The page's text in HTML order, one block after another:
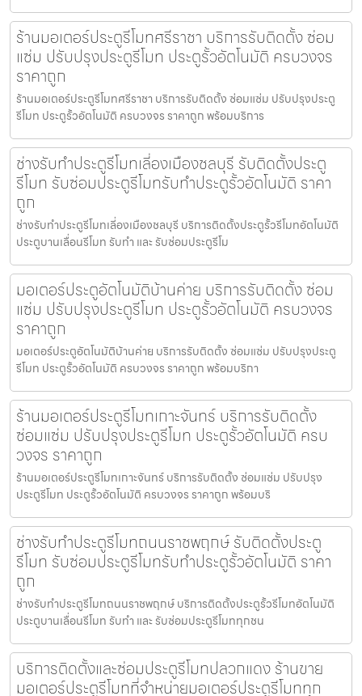
ร้านมอเตอร์ประตูรีโมทศรีราชา บริการรับติดตั้ง ซ่อม
แซ่ม ปรับปรุงประตูรีโมท ประตูรั้วอัตโนมัติ ครบวงจร
ราคาถูก
ร้านมอเตอร์ประตูรีโมทศรีราชา บริการรับติดตั้ง ซ่อมแซ่ม ปรับปรุงประตู
รีโมท ประตูรั้วอัตโนมัติ ครบวงจร ราคาถูก พร้อมบริการ
ช่างรับทำประตูรีโมทเลี่องเมืองชลบุรี รับติดตั้งประตู
รีโมท รับซ่อมประตูรีโมทรับทำประตูรั้วอัตโนมัติ ราคา
ถูก
ช่างรับทำประตูรีโมทเลี่องเมืองชลบุรี บริการติดตั้งประตูรั้วรีโมทอัตโนมัติ
ประตูบานเลื่อนรีโมท รับทำ และ รับซ่อมประตูรีโม
มอเตอร์ประตูอัตโนมัติบ้านค่าย บริการรับติดตั้ง ซ่อม
แซ่ม ปรับปรุงประตูรีโมท ประตูรั้วอัตโนมัติ ครบวงจร
ราคาถูก
มอเตอร์ประตูอัตโนมัติบ้านค่าย บริการรับติดตั้ง ซ่อมแซ่ม ปรับปรุงประตู
รีโมท ประตูรั้วอัตโนมัติ ครบวงจร ราคาถูก พร้อมบริกา
ร้านมอเตอร์ประตูรีโมทเกาะจันทร์ บริการรับติดตั้ง
ซ่อมแซ่ม ปรับปรุงประตูรีโมท ประตูรั้วอัตโนมัติ ครบ
วงจร ราคาถูก
ร้านมอเตอร์ประตูรีโมทเกาะจันทร์ บริการรับติดตั้ง ซ่อมแซ่ม ปรับปรุง
ประตูรีโมท ประตูรั้วอัตโนมัติ ครบวงจร ราคาถูก พร้อมบริ
ช่างรับทำประตูรีโมทถนนราชพฤกษ์ รับติดตั้งประตู
รีโมท รับซ่อมประตูรีโมทรับทำประตูรั้วอัตโนมัติ ราคา
ถูก
ช่างรับทำประตูรีโมทถนนราชพฤกษ์ บริการติดตั้งประตูรั้วรีโมทอัตโนมัติ
ประตูบานเลื่อนรีโมท รับทำ และ รับซ่อมประตูรีโมททุกชน
บริการติดตั้งและซ่อมประตูรีโมทปลวกแดง ร้านขาย
มอเตอร์ประตูรีโมทที่จำหน่ายมอเตอร์ประตูรีโมททุก